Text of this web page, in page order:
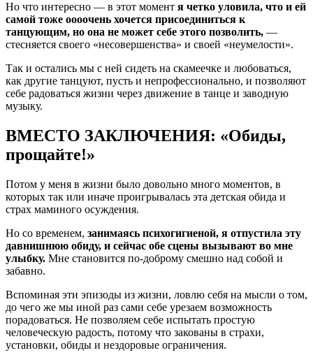
Но что интересно — в этот момент я четко уловила, что и ей
самой тоже оооочень хочется присоединиться к
танцующим, но она не может себе этого позволить, —
стесняется своего «несовершенства» и своей «неумелости».
Так и остались мы с ней сидеть на скамеечке и любоваться,
как другие танцуют, пусть и непрофессионально, и позволяют
себе радоваться жизни через движение в танце и заводную
музыку.
ВМЕСТО ЗАКЛЮЧЕНИЯ: «Обиды,
прощайте!»
Потом у меня в жизни было довольно много моментов, в
которых так или иначе проигрывалась эта детская обида и
страх маминого осуждения.
Но со временем, занимаясь психогигиеной, я отпустила эту
давнишнюю обиду, и сейчас обе сцены вызывают во мне
улыбку. Мне становится по-доброму смешно над собой и
забавно.
Вспоминая эти эпизоды из жизни, ловлю себя на мысли о том,
до чего же мы иной раз сами себе урезаем возможность
порадоваться. Не позволяем себе испытать простую
человеческую радость, потому что закованы в страхи,
установки, обиды и нездоровые ограничения.